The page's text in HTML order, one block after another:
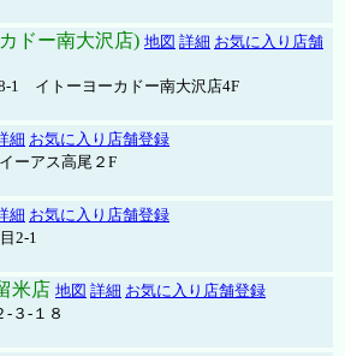
ドー南大沢店) 地図 詳細 お気に入り店舗
1 イトーヨーカドー南大沢店4F
細 お気に入り店舗登録
ーアス高尾２F
細 お気に入り店舗登録
2-1
米店 地図 詳細 お気に入り店舗登録
-３-１８